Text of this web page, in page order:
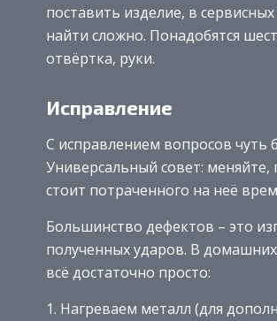
поставить изделие, в
найти сложно. Понадобятся
отвёртка, руки.
Исправление
С исправлением вопросов чуть
Универсальный совет: меняйте,
стоит потраченного на неё
Большинство дефектов – это
полученных ударов. В домашних
всё достаточно просто:
Нагреваем металл (для